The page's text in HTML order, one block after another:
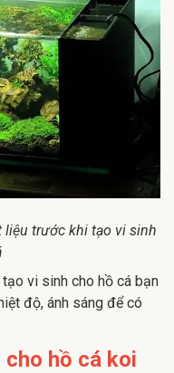
trước khi tạo vi sinh
vi sinh cho hồ cá bạn
độ, ánh sáng để có
hồ cá koi